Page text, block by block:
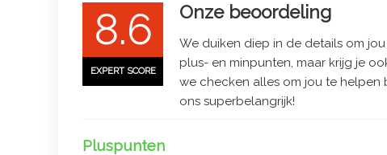
8.6
EXPERT SCORE
Onze beoordeling
We duiken diep in de details om
plus- en minpunten, maar krijg je
we checken alles om jou te helpen
ons superbelangrijk!
Pluspunten